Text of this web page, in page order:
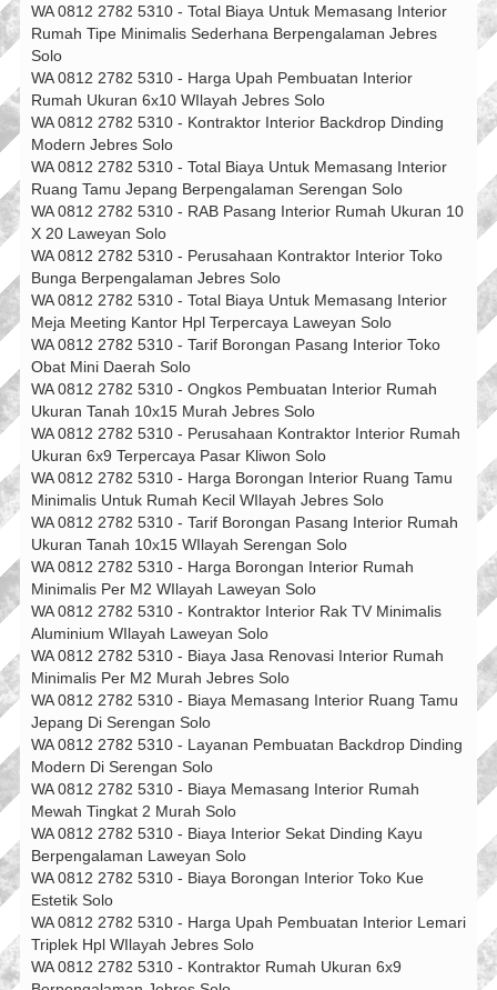
WA 0812 2782 5310 - Total Biaya Untuk Memasang Interior
Rumah Tipe Minimalis Sederhana Berpengalaman Jebres
Solo
WA 0812 2782 5310 - Harga Upah Pembuatan Interior
Rumah Ukuran 6x10 WIlayah Jebres Solo
WA 0812 2782 5310 - Kontraktor Interior Backdrop Dinding
Modern Jebres Solo
WA 0812 2782 5310 - Total Biaya Untuk Memasang Interior
Ruang Tamu Jepang Berpengalaman Serengan Solo
WA 0812 2782 5310 - RAB Pasang Interior Rumah Ukuran 10
X 20 Laweyan Solo
WA 0812 2782 5310 - Perusahaan Kontraktor Interior Toko
Bunga Berpengalaman Jebres Solo
WA 0812 2782 5310 - Total Biaya Untuk Memasang Interior
Meja Meeting Kantor Hpl Terpercaya Laweyan Solo
WA 0812 2782 5310 - Tarif Borongan Pasang Interior Toko
Obat Mini Daerah Solo
WA 0812 2782 5310 - Ongkos Pembuatan Interior Rumah
Ukuran Tanah 10x15 Murah Jebres Solo
WA 0812 2782 5310 - Perusahaan Kontraktor Interior Rumah
Ukuran 6x9 Terpercaya Pasar Kliwon Solo
WA 0812 2782 5310 - Harga Borongan Interior Ruang Tamu
Minimalis Untuk Rumah Kecil WIlayah Jebres Solo
WA 0812 2782 5310 - Tarif Borongan Pasang Interior Rumah
Ukuran Tanah 10x15 WIlayah Serengan Solo
WA 0812 2782 5310 - Harga Borongan Interior Rumah
Minimalis Per M2 WIlayah Laweyan Solo
WA 0812 2782 5310 - Kontraktor Interior Rak TV Minimalis
Aluminium WIlayah Laweyan Solo
WA 0812 2782 5310 - Biaya Jasa Renovasi Interior Rumah
Minimalis Per M2 Murah Jebres Solo
WA 0812 2782 5310 - Biaya Memasang Interior Ruang Tamu
Jepang Di Serengan Solo
WA 0812 2782 5310 - Layanan Pembuatan Backdrop Dinding
Modern Di Serengan Solo
WA 0812 2782 5310 - Biaya Memasang Interior Rumah
Mewah Tingkat 2 Murah Solo
WA 0812 2782 5310 - Biaya Interior Sekat Dinding Kayu
Berpengalaman Laweyan Solo
WA 0812 2782 5310 - Biaya Borongan Interior Toko Kue
Estetik Solo
WA 0812 2782 5310 - Harga Upah Pembuatan Interior Lemari
Triplek Hpl WIlayah Jebres Solo
WA 0812 2782 5310 - Kontraktor Rumah Ukuran 6x9